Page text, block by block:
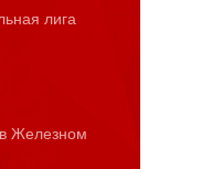
лига
Железном